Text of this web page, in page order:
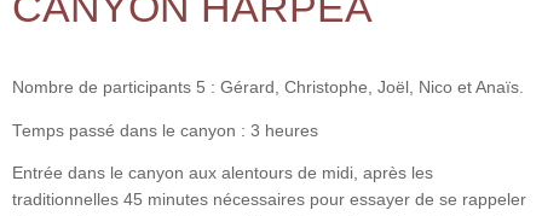
Nombre de participants 5 : Gérard, Christophe, Joël, Nico et Anaïs.
Temps passé dans le canyon : 3 heures
Entrée dans le canyon aux alentours de midi, après les
traditionnelles 45 minutes nécessaires pour essayer de se rappeler